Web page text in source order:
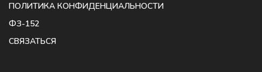
ПОЛИТИКА КОНФИДЕНЦИАЛЬНОСТИ
ФЗ-152
СВЯЗАТЬСЯ